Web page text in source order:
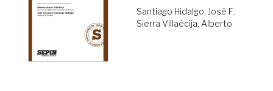
Santiago Hidalgo, José F.;
Sierra Villaécija, Alberto